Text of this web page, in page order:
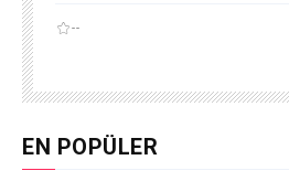
--
EN POPÜLER